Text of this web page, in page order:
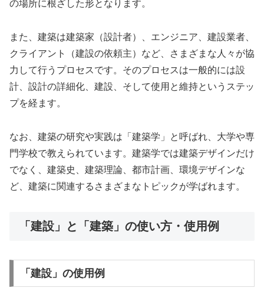
の場所に根ざした形となります。
また、建築は建築家（設計者）、エンジニア、建設業者、
クライアント（建設の依頼主）など、さまざまな人々が協
力して行うプロセスです。そのプロセスは一般的には設
計、設計の詳細化、建設、そして使用と維持というステッ
プを経ます。
なお、建築の研究や実践は「建築学」と呼ばれ、大学や専
門学校で教えられています。建築学では建築デザインだけ
でなく、建築史、建築理論、都市計画、環境デザインな
ど、建築に関連するさまざまなトピックが学ばれます。
「建設」と「建築」の使い方・使用例
「建設」の使用例